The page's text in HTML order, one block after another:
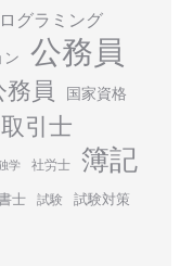
グラミング
ン 公務員
務員 国家資格
引士
学 社労士 簿記
士 試験 試験対策